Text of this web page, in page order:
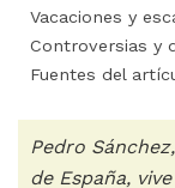
Vacaciones y
Controversias y
Fuentes del
Pedro
de España,